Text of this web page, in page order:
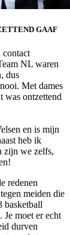
GAAF
contact
NL waren
dus
Met dames
was ontzettend
en is mijn
heb ik
zijn we zelfs,
redenen
meiden die
basketball
moet er echt
durven